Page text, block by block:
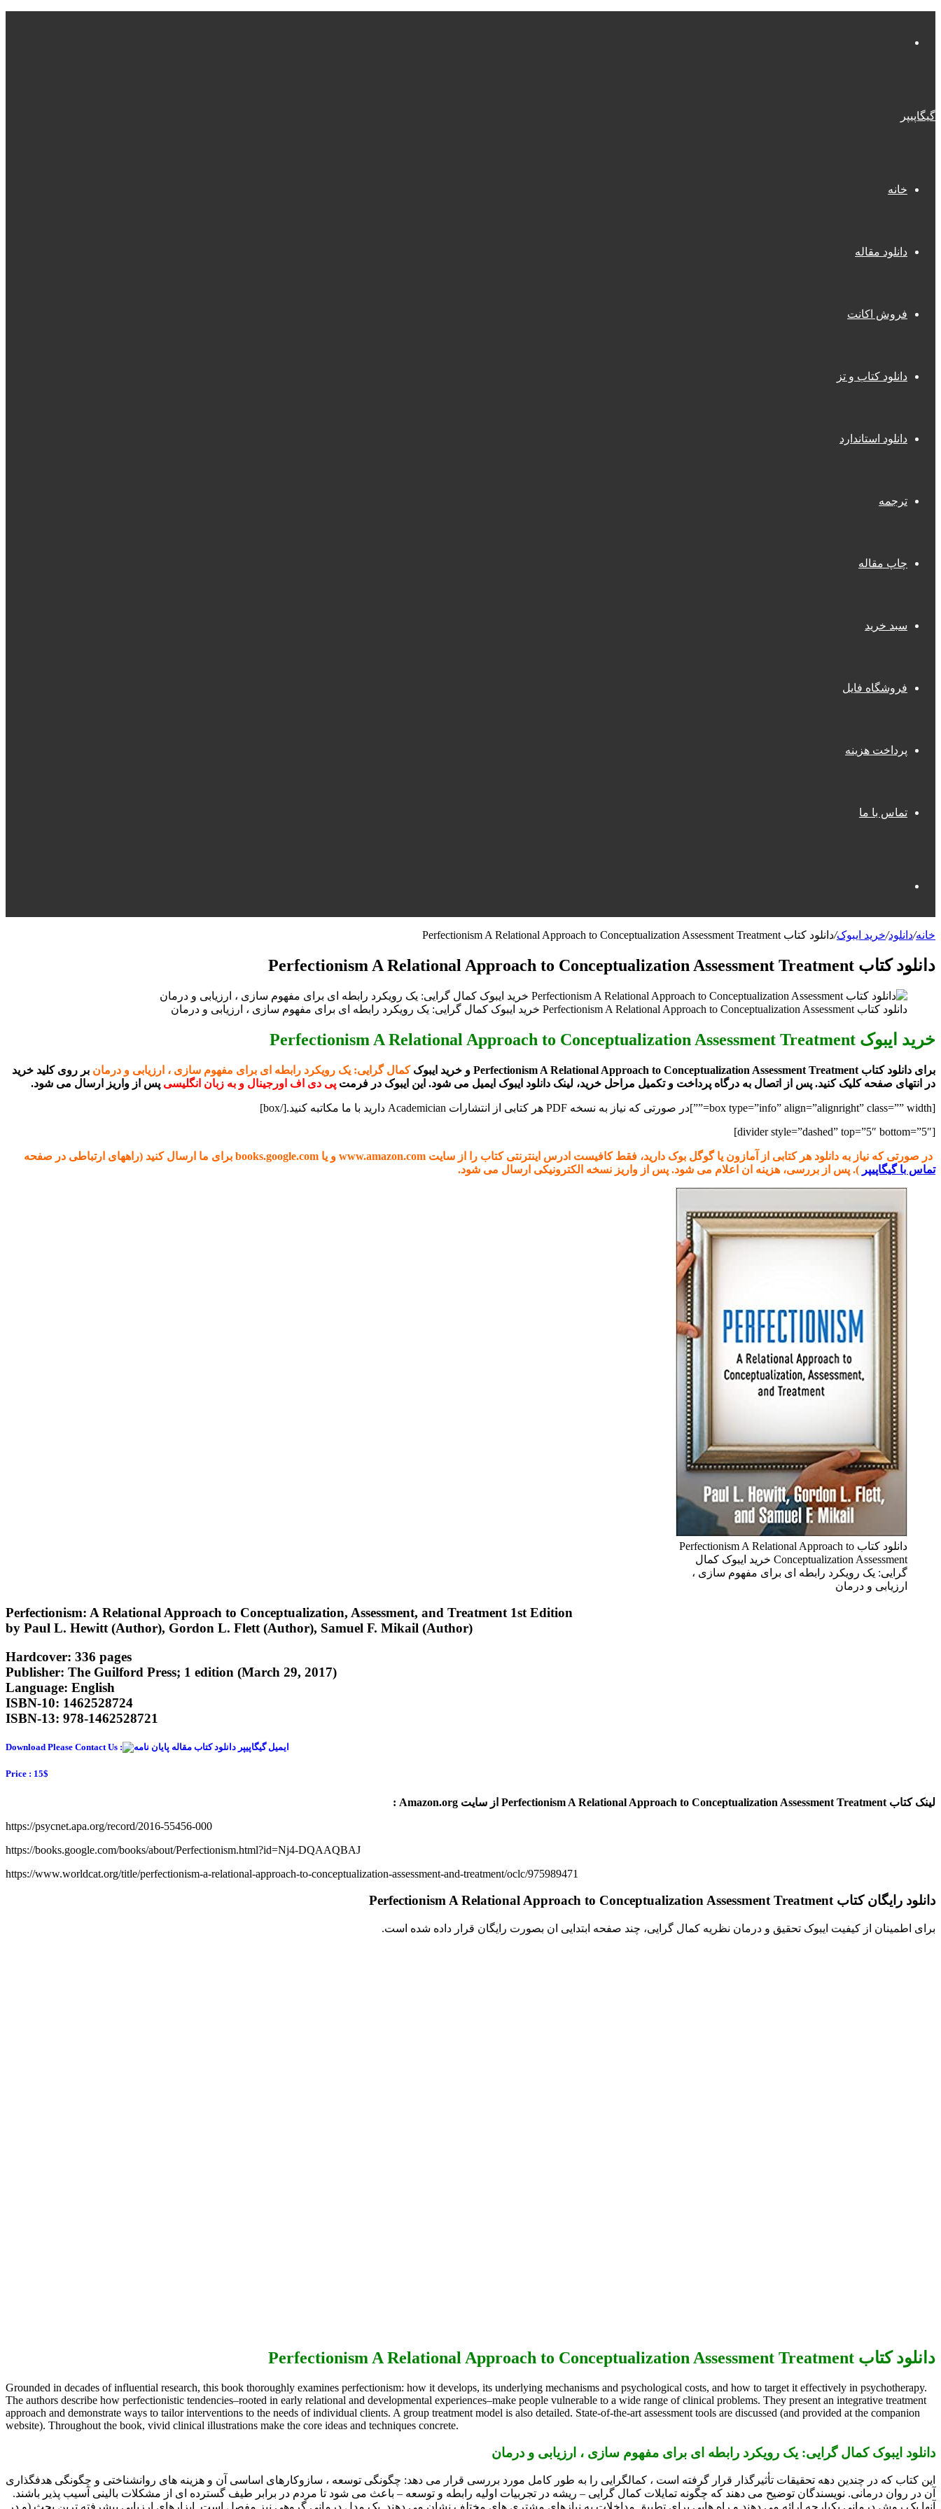
گیگاپیپر
خانه
دانلود مقاله
فروش اکانت
دانلود کتاب و تز
دانلود استاندارد
ترجمه
چاپ مقاله
سبد خرید
فروشگاه فایل
پرداخت هزینه
تماس با ما
خانه/دانلود/خرید ایبوک/دانلود کتاب Perfectionism A Relational Approach to Conceptualization Assessment Treatment
دانلود کتاب Perfectionism A Relational Approach to Conceptualization Assessment Treatment
دانلود کتاب Perfectionism A Relational Approach to Conceptualization Assessment خرید ایبوک کمال گرایی: یک رویکرد رابطه ای برای مفهوم سازی ، ارزیابی و درمان
خرید ایبوک Perfectionism A Relational Approach to Conceptualization Assessment Treatment
برای دانلود کتاب Perfectionism A Relational Approach to Conceptualization Assessment Treatment و خرید ایبوک کمال گرایی: یک رویکرد رابطه ای برای مفهوم سازی ، ارزیابی و درمان بر روی کلید خرید
در انتهای صفحه کلیک کنید. پس از اتصال به درگاه پرداخت و تکمیل مراحل خرید، لینک دانلود ایبوک ایمیل می شود. این ایبوک در فرمت پی دی اف اورجینال و به زبان انگلیسی پس از واریز ارسال می شود.
[box type=”info” align=”alignright” class=”” width=””]در صورتی که نیاز به نسخه PDF هر کتابی از انتشارات Academician دارید با ما مکاتبه کنید.[/box]
[divider style=”dashed” top=”5″ bottom=”5″]
در صورتی که نیاز به دانلود هر کتابی از آمازون یا گوگل بوک دارید، فقط کافیست ادرس اینترنتی کتاب را از سایت www.amazon.com و یا books.google.com برای ما ارسال کنید (راههای ارتباطی در صفحه
تماس با گیگاپیپر ). پس از بررسی، هزینه ان اعلام می شود. پس از واریز نسخه الکترونیکی ارسال می شود.
دانلود کتاب Perfectionism A Relational Approach to
Conceptualization Assessment خرید ایبوک کمال
گرایی: یک رویکرد رابطه ای برای مفهوم سازی ،
ارزیابی و درمان
Perfectionism: A Relational Approach to Conceptualization, Assessment, and Treatment 1st Edition
by Paul L. Hewitt (Author), Gordon L. Flett (Author), Samuel F. Mikail (Author)
Hardcover: 336 pages
Publisher: The Guilford Press; 1 edition (March 29, 2017)
Language: English
ISBN-10: 1462528724
ISBN-13: 978-1462528721
Download Please Contact Us :
Price : 15$
لینک کتاب Perfectionism A Relational Approach to Conceptualization Assessment Treatment از سایت Amazon.org :
https://psycnet.apa.org/record/2016-55456-000
https://books.google.com/books/about/Perfectionism.html?id=Nj4-DQAAQBAJ
https://www.worldcat.org/title/perfectionism-a-relational-approach-to-conceptualization-assessment-and-treatment/oclc/975989471
دانلود رایگان کتاب Perfectionism A Relational Approach to Conceptualization Assessment Treatment
برای اطمینان از کیفیت ایبوک تحقیق و درمان نظریه کمال گرایی، چند صفحه ابتدایی ان بصورت رایگان قرار داده شده است.
دانلود کتاب Perfectionism A Relational Approach to Conceptualization Assessment Treatment
Grounded in decades of influential research, this book thoroughly examines perfectionism: how it develops, its underlying mechanisms and psychological costs, and how to target it effectively in psychotherapy.
The authors describe how perfectionistic tendencies–rooted in early relational and developmental experiences–make people vulnerable to a wide range of clinical problems. They present an integrative treatment
approach and demonstrate ways to tailor interventions to the needs of individual clients. A group treatment model is also detailed. State-of-the-art assessment tools are discussed (and provided at the companion
website). Throughout the book, vivid clinical illustrations make the core ideas and techniques concrete.
دانلود ایبوک کمال گرایی: یک رویکرد رابطه ای برای مفهوم سازی ، ارزیابی و درمان
این کتاب که در چندین دهه تحقیقات تأثیرگذار قرار گرفته است ، كمالگرایی را به طور كامل مورد بررسی قرار می دهد: چگونگی توسعه ، سازوكارهای اساسی آن و هزینه های روانشناختی و چگونگی هدفگذاری
آن در روان درمانی. نویسندگان توضیح می دهند که چگونه تمایلات کمال گرایی – ریشه در تجربیات اولیه رابطه و توسعه – باعث می شود تا مردم در برابر طیف گسترده ای از مشکلات بالینی آسیب پذیر باشند.